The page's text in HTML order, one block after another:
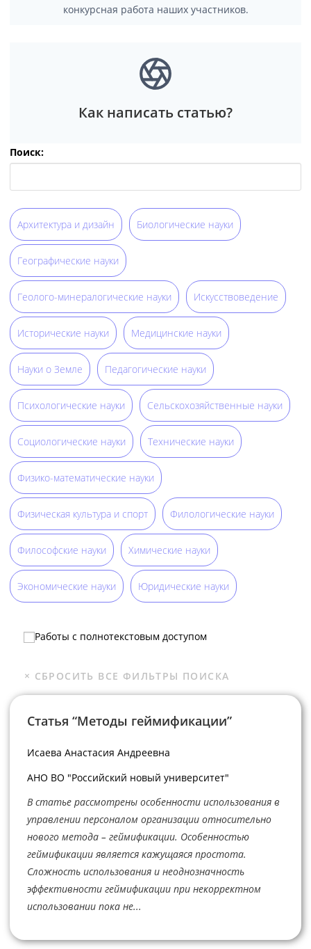
конкурсная работа наших участников.
Как написать статью?
Поиск:
Архитектура и дизайн Биологические науки
Географические науки
Геолого-минералогические науки Искусствоведение
Исторические науки Медицинские науки
Науки о Земле Педагогические науки
Психологические науки Сельскохозяйственные науки
Социологические науки Технические науки
Физико-математические науки
Физическая культура и спорт Филологические науки
Философские науки Химические науки
Экономические науки Юридические науки
Работы с полнотекстовым доступом
Статья “Методы геймификации”
Исаева Анастасия Андреевна
АНО ВО "Российский новый университет"
В статье рассмотрены особенности использования в
управлении персоналом организации относительно
нового метода – геймификации. Особенностью
геймификации является кажущаяся простота.
Сложность использования и неоднозначность
эффективности геймификации при некорректном
использовании пока не...